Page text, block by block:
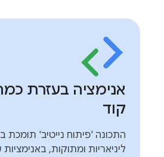
אנימציה בעזרת
קוד
התכונה 'פיתוח נייטיב' תומכת
ליניאריות ומתוקות,